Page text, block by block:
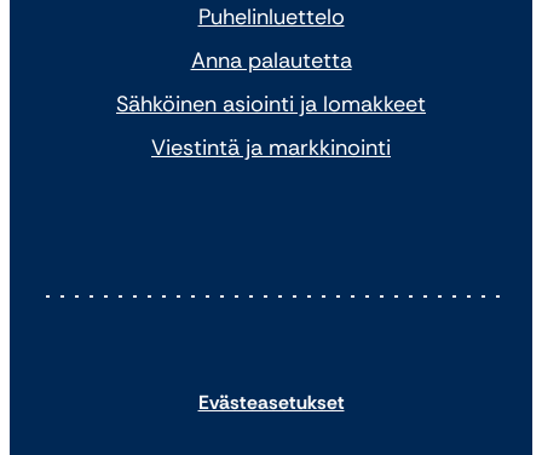
Puhelinluettelo
Anna palautetta
Sähköinen asiointi ja lomakkeet
Viestintä ja markkinointi
Evästeasetukset